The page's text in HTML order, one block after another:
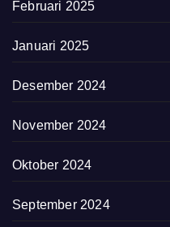
Februari 2025
Januari 2025
Desember 2024
November 2024
Oktober 2024
September 2024